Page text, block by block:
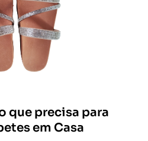
que precisa para
em Casa